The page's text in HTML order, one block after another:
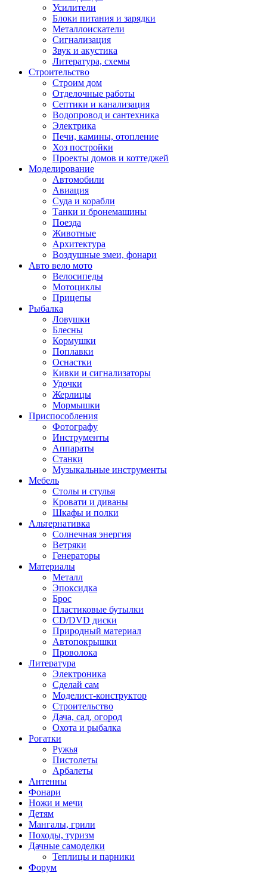
Усилители
Блоки питания и зарядки
Металлоискатели
Сигнализация
Звук и акустика
Литература, схемы
Строительство
Строим дом
Отделочные работы
Септики и канализация
Водопровод и сантехника
Электрика
Печи, камины, отопление
Хоз постройки
Проекты домов и коттеджей
Моделирование
Автомобили
Авиация
Суда и корабли
Танки и бронемашины
Поезда
Животные
Архитектура
Воздушные змеи, фонари
Авто вело мото
Велосипеды
Мотоциклы
Прицепы
Рыбалка
Ловушки
Блесны
Кормушки
Поплавки
Оснастки
Кивки и сигнализаторы
Удочки
Жерлицы
Мормышки
Приспособления
Фотографу
Инструменты
Аппараты
Станки
Музыкальные инструменты
Мебель
Столы и стулья
Кровати и диваны
Шкафы и полки
Альтернативка
Солнечная энергия
Ветряки
Генераторы
Материалы
Металл
Эпоксидка
Брос
Пластиковые бутылки
CD/DVD диски
Природный материал
Автопокрышки
Проволока
Литература
Электроника
Сделай сам
Моделист-конструктор
Строительство
Дача, сад, огород
Охота и рыбалка
Рогатки
Ружья
Пистолеты
Арбалеты
Антенны
Фонари
Ножи и мечи
Детям
Мангалы, грили
Походы, туризм
Дачные самоделки
Теплицы и парники
Форум